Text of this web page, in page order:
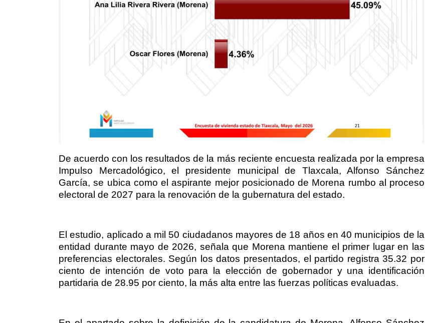
De acuerdo con los resultados de la más reciente encuesta realizada por la empresa
Impulso Mercadológico, el presidente municipal de Tlaxcala, Alfonso Sánchez
García, se ubica como el aspirante mejor posicionado de Morena rumbo al proceso
electoral de 2027 para la renovación de la gubernatura del estado.
El estudio, aplicado a mil 50 ciudadanos mayores de 18 años en 40 municipios de la
entidad durante mayo de 2026, señala que Morena mantiene el primer lugar en las
preferencias electorales. Según los datos presentados, el partido registra 35.32 por
ciento de intención de voto para la elección de gobernador y una identificación
partidaria de 28.95 por ciento, la más alta entre las fuerzas políticas evaluadas.